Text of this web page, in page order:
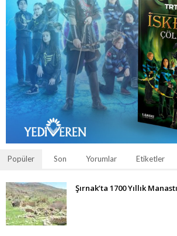
Popüler Son Yorumlar Etiketler
Şırnak’ta 1700 Yıllık